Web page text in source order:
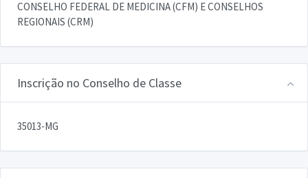
CONSELHO FEDERAL DE MEDICINA (CFM) E CONSELHOS
REGIONAIS (CRM)
Inscrição no Conselho de Classe
35013-MG